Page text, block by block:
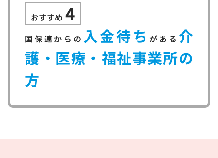
おすすめ 4
国保連からの 入金待ち がある 介
護・医療・福祉事業所の
方